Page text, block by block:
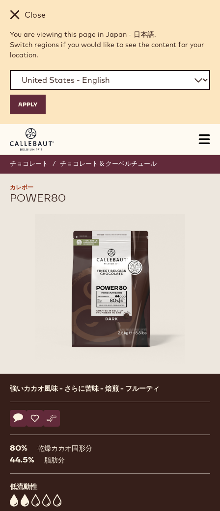
Skip to main content
Close
You are viewing this page in Japan - 日本語.
Switch regions if you would like to see the content for your
location.
チョコレート / チョコレート & クーベルチュール
カレボー
POWER80
Product
information
強いカカオ風味 - さらに苦味 - 焙煎 - フルーティ
Actions
コメント
- Power80
保存
- Power80
比較
- Power80
80% 乾燥カカオ固形分
44.5% 脂肪分
低流動性
2